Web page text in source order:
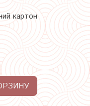
картон